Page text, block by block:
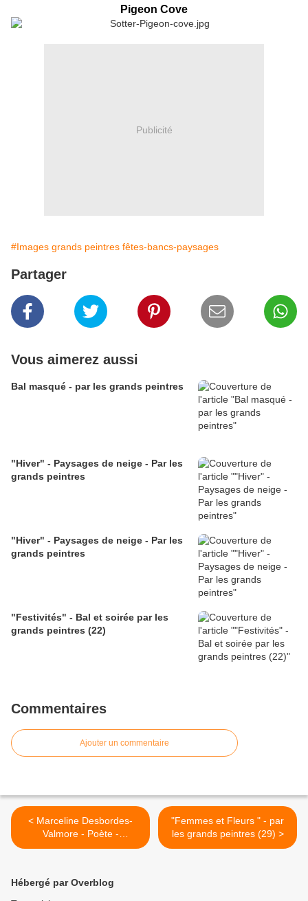
Pigeon Cove
Publicité
#Images grands peintres fêtes-bancs-paysages
Partager
Vous aimerez aussi
Bal masqué - par les grands peintres
"Hiver" - Paysages de neige - Par les
grands peintres
"Hiver" - Paysages de neige - Par les
grands peintres
"Festivités" - Bal et soirée par les
grands peintres (22)
Commentaires
Ajouter un commentaire
< Marceline Desbordes-
Valmore - Poète -
"L'impossible"
"Femmes et Fleurs " - par
les grands peintres (29) >
Hébergé par Overblog